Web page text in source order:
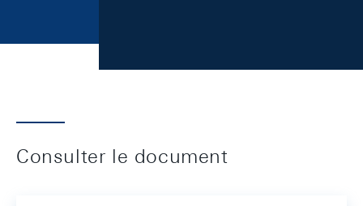
Consulter le document